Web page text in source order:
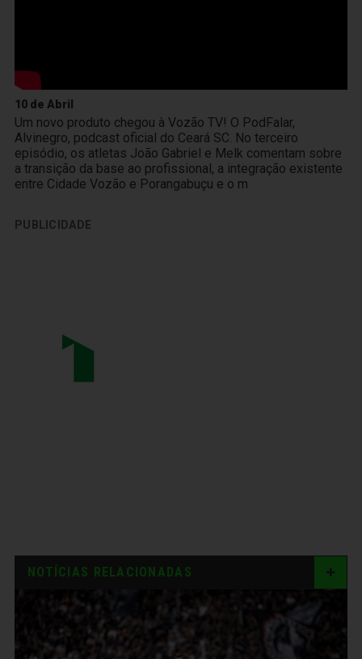
10 de Abril
Um novo produto chegou à Vozão TV! O PodFalar,
Alvinegro, podcast oficial do Ceará SC. No terceiro
episódio, os atletas João Gabriel e Melk comentam sobre
a transição da base ao profissional, a integração existente
entre Cidade Vozão e Porangabuçu e o m
PUBLICIDADE
NOTÍCIAS RELACIONADAS